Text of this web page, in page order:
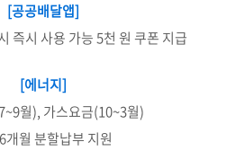
[공공배달앱]
즉시 사용 가능 5천 원 쿠폰 지급
[에너지]
월), 가스요금(10~3월)
개월 분할납부 지원